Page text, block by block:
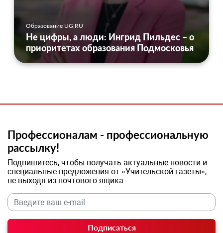
Образование UG.RU
Не цифры, а люди: Ингрид Пильдес – о
приоритетах образования Подмосковья
Профессионалам - профессиональную
рассылку!
Подпишитесь, чтобы получать актуальные новости и
специальные предложения от «Учительской газеты»,
не выходя из почтового ящика
Подписаться